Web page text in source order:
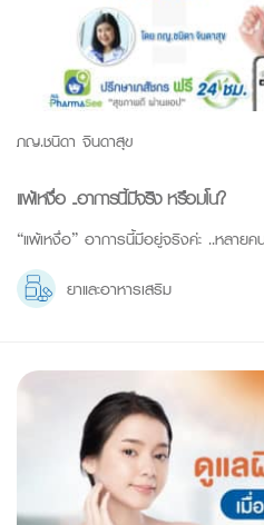
ภญ.ชนิดา จินดาสุข
แพ้เหงื่อ ..อาการนี้มีจริง หรือมโน?
“แพ้เหงื่อ” อาการนี้มีอยู่จริงค่ะ ..หลาย
ยาและอาหารเสริม